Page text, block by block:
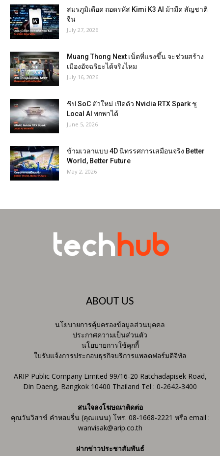
สมรภูมิเดือด ถอดรหัส Kimi K3 AI ม้ามืด สัญชาติ
จีน
July 27, 2026
Muang Thong Next เน็ตที่แรงขึ้น จะช่วยสร้าง
เมืองอัจฉริยะได้จริงไหม
July 16, 2026
ชิป SoC ตัวใหม่ เปิดตัว Nvidia RTX Spark ชู
Local AI พกพาได้
June 5, 2026
ข้ามเวลาแบบ 4D นิทรรศการเสมือนจริง Better
World, Better Future
May 2, 2026
ABOUT US
นโยบายการคุ้มครองข้อมูลส่วนบุคคล
ประกาศความเป็นส่วนตัว
นโยบายการใช้คุกกี้
ใบรับแจ้งการประกอบธุรกิจบริการแพลตฟอร์มดิจิทัล
ARIP Public Company Limited 99/16-20 Ratchadapisek Road,
Din Daeng, Bangkok 10400 Thailand Tel : 0-2642-3400
สนใจลงโฆษณาติดต่อ
คุณวันวิสาข์ คำหอมรื่น (คุณแนน) โทร. 08-1668-2221 หรือ email :
wanvisak@arip.co.th
ฝากข่าวประชาสัมพันธ์